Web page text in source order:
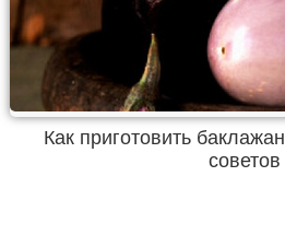
Как приготовить
советов